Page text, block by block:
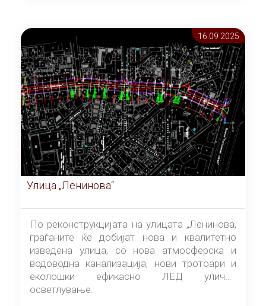
16.09 2025
Улица „Ленинова“
По реконструкцијата на улицата „Ленинова,
граѓаните ќе добијат нова и квалитетно
изведена улица, со нова атмосферска и
водоводна канализација, нови тротоари и
еколошки ефикасно ЛЕД улично
осветлување.